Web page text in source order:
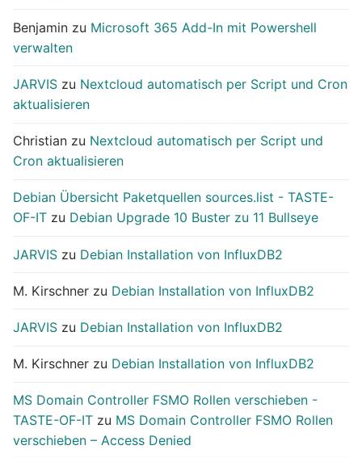
Benjamin zu Microsoft 365 Add-In mit Powershell
verwalten
JARVIS zu Nextcloud automatisch per Script und Cron
aktualisieren
Christian zu Nextcloud automatisch per Script und
Cron aktualisieren
Debian Übersicht Paketquellen sources.list - TASTE-
OF-IT zu Debian Upgrade 10 Buster zu 11 Bullseye
JARVIS zu Debian Installation von InfluxDB2
M. Kirschner zu Debian Installation von InfluxDB2
JARVIS zu Debian Installation von InfluxDB2
M. Kirschner zu Debian Installation von InfluxDB2
MS Domain Controller FSMO Rollen verschieben -
TASTE-OF-IT zu MS Domain Controller FSMO Rollen
verschieben – Access Denied